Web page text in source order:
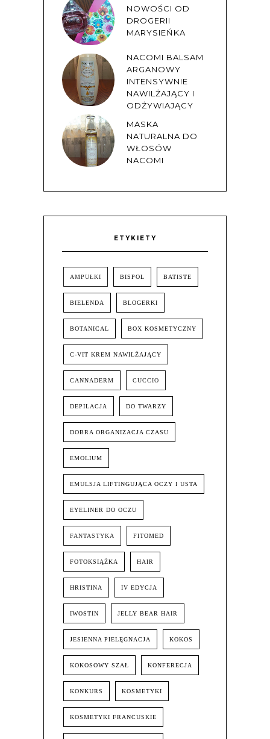
NOWOŚCI OD
DROGERII
MARYSIEŃKA
NACOMI BALSAM
ARGANOWY
INTENSYWNIE
NAWILŻAJĄCY I
ODŻYWIAJĄCY
MASKA
NATURALNA DO
WŁOSÓW
NACOMI
ETYKIETY
AMPUŁKI BISPOL BATISTE
BIELENDA BLOGERKI
BOTANICAL BOX KOSMETYCZNY
C-VIT KREM NAWILŻAJĄCY
CANNADERM CUCCIO
DEPILACJA DO TWARZY
DOBRA ORGANIZACJA CZASU
EMOLIUM
EMULSJA LIFTINGUJĄCA OCZY I USTA
EYELINER DO OCZU
FANTASTYKA FITOMED
FOTOKSIĄŻKA HAIR
HRISTINA IV EDYCJA
IWOSTIN JELLY BEAR HAIR
JESIENNA PIELĘGNACJA KOKOS
KOKOSOWY SZAŁ KONFERECJA
KONKURS KOSMETYKI
KOSMETYKI FRANCUSKIE